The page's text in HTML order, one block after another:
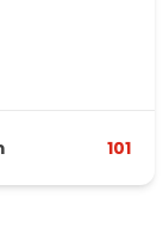
101